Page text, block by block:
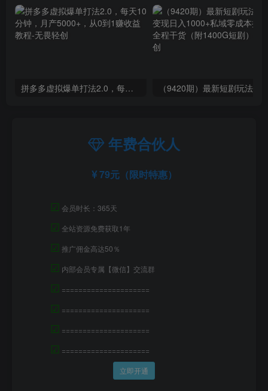
拼多多虚拟爆单打法2.0，每天10分钟，月产5000+，从0到1赚收益教程
年费合伙人
79元（限时特惠）
☑ 会员时长：365天
☑ 全站资源免费获取1年
☑ 推广佣金高达50％
☑ 内部会员专属【微信】交流群
☑ =====================
☑ =====================
☑ =====================
☑ =====================
立即开通